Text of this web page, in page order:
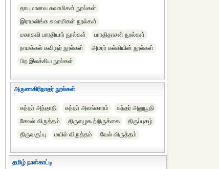
தாயுமானவ சுவாமிகள் நூல்கள்
இராமலிங்க சுவாமிகள் நூல்கள்
மகாகவி பாரதியார் நூல்கள்
பாரதிதாசன் நூல்கள்
நாமக்கல் கவிஞர் நூல்கள்
அமரர் கல்கியின் நூல்கள்
பிற இலக்கிய நூல்கள்
அருணகிரிநாதர் நூல்கள்
கந்தர் அந்தாதி கந்தர் அலங்காரம்
கந்தர் அனுபூதி
சேவல் விருத்தம்
திருஎழுகூற்றிருக்கை
திருப்புகழ்
திருவகுப்பு
மயில் விருத்தம் வேல் விருத்தம்
தமிழ் நாள்காட்டி